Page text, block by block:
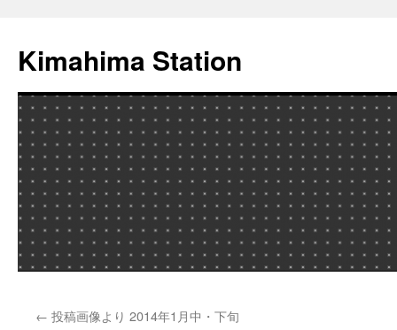
Kimahima Station
ン← 投稿画像より 2014年1月中・下旬